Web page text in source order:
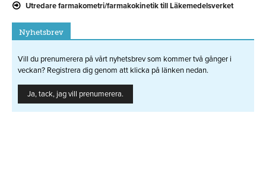
Utredare farmakometri/farmakokinetik till Läkemedelsverket
Nyhetsbrev
Vill du prenumerera på vårt nyhetsbrev som kommer två gånger i
veckan? Registrera dig genom att klicka på länken nedan.
Ja, tack, jag vill prenumerera.